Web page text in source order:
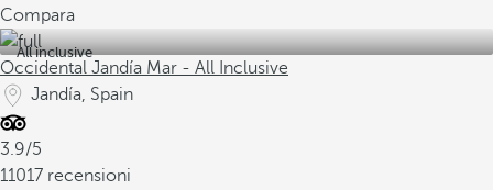
Compara
All inclusive
Occidental Jandía Mar - All Inclusive
Jandía, Spain
3.9/5
11017 recensioni